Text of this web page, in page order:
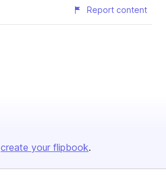
Report content
create your flipbook.